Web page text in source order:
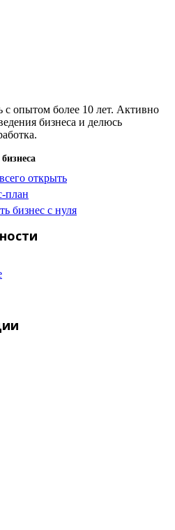
с опытом более 10 лет. Активно
бизнеса и делюсь
открыть
план
бизнес с нуля